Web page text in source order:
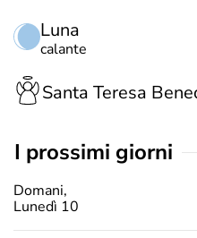
Luna
calante
Santa Teresa
i prossimi giorni
Domani,
Lunedì 10